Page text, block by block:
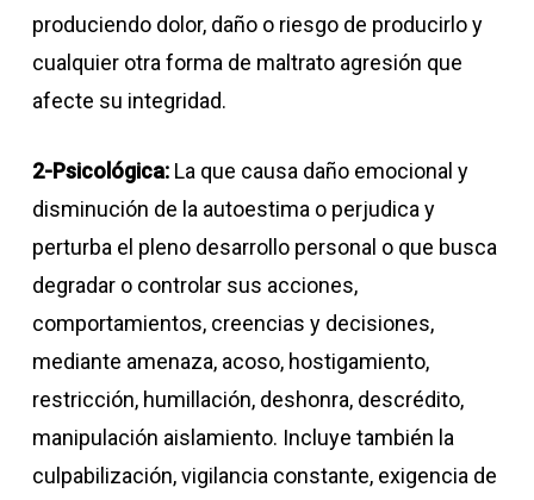
produciendo dolor, daño o riesgo de producirlo y
cualquier otra forma de maltrato agresión que
afecte su integridad.
2-Psicológica:La que causa daño emocional y
disminución de la autoestima o perjudica y
perturba el pleno desarrollo personal o que busca
degradar o controlar sus acciones,
comportamientos, creencias y decisiones,
mediante amenaza, acoso, hostigamiento,
restricción, humillación, deshonra, descrédito,
manipulación aislamiento. Incluye también la
culpabilización, vigilancia constante, exigencia de